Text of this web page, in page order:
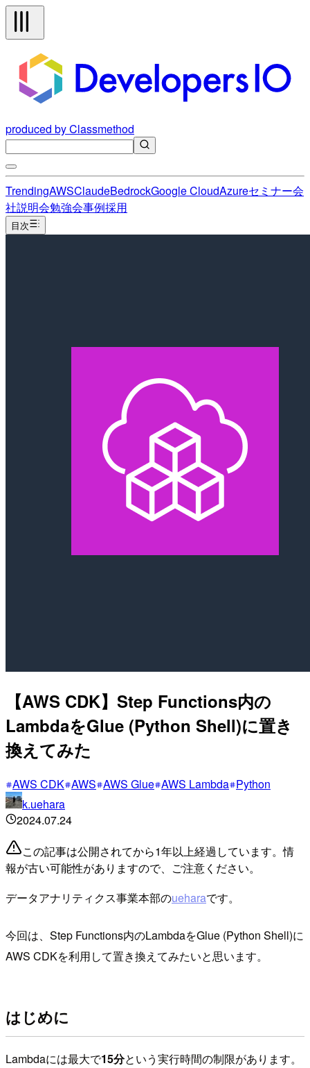
produced by Classmethod
TrendingAWSClaudeBedrockGoogle CloudAzureセミナー会
社説明会勉強会事例採用
目次
【AWS CDK】Step Functions内の
LambdaをGlue (Python Shell)に置き
換えてみた
AWS CDK AWS AWS Glue AWS Lambda Python
k.uehara
2024.07.24
この記事は公開されてから1年以上経過しています。情
報が古い可能性がありますので、ご注意ください。
データアナリティクス事業本部のueharaです。
今回は、Step Functions内のLambdaをGlue (Python Shell)に
AWS CDKを利用して置き換えてみたいと思います。
はじめに
Lambdaには最大で15分という実行時間の制限があります。